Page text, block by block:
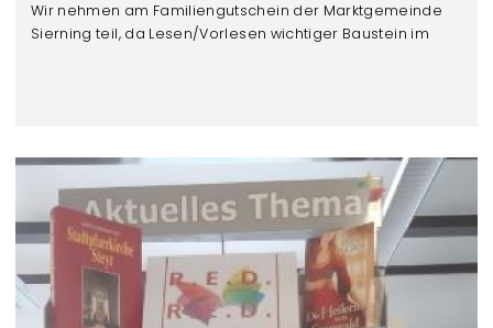
Wir nehmen am Familiengutschein der Marktgemeinde
Sierning teil, da Lesen/Vorlesen wichtiger Baustein im